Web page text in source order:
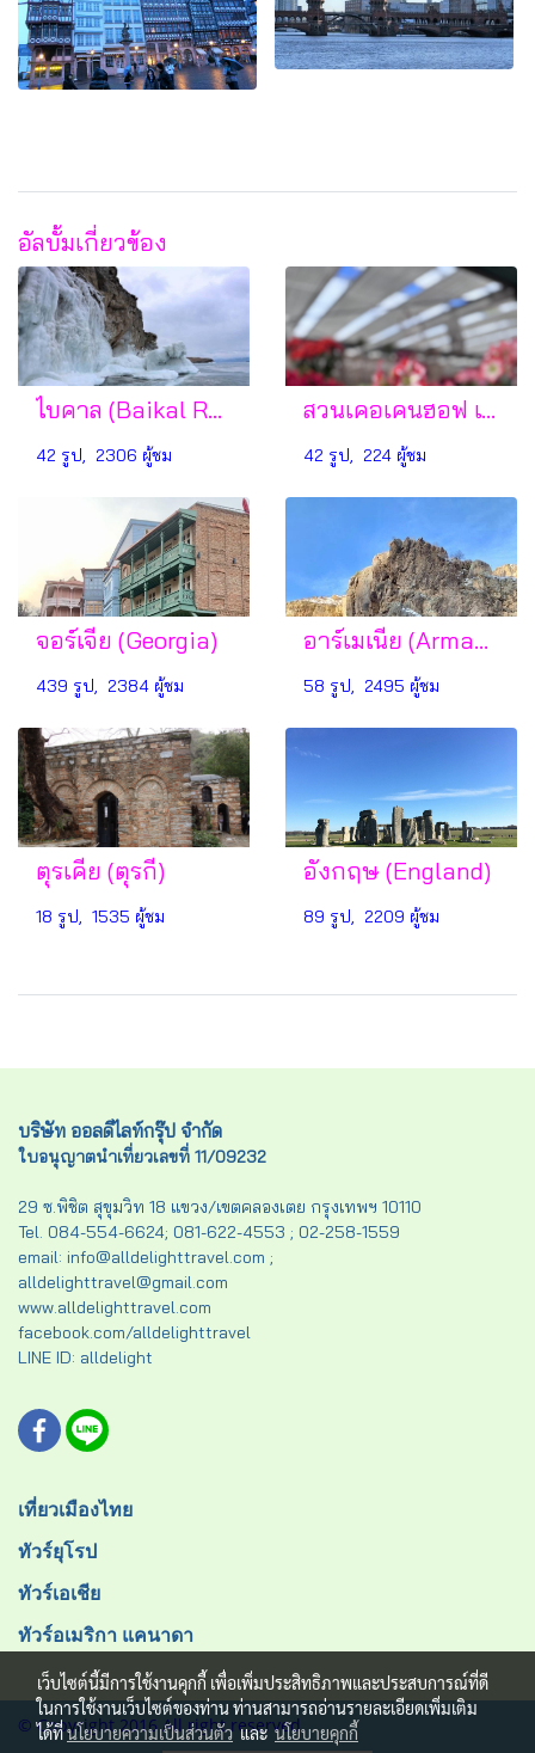
อัลบั้มเกี่ยวข้อง
ไบคาล (Baikal Russia)
42 รูป, 2306 ผู้ชม
สวนเคอเคนฮอฟ เนเธอร์แลนด์
42 รูป, 224 ผู้ชม
จอร์เจีย (Georgia)
439 รูป, 2384 ผู้ชม
อาร์เมเนีย (Armania)
58 รูป, 2495 ผู้ชม
ตุรเคีย (ตุรกี)
18 รูป, 1535 ผู้ชม
อังกฤษ (England)
89 รูป, 2209 ผู้ชม
บริษัท ออลดีไลท์กรุ๊ป จำกัด
ใบอนุญาตนำเที่ยวเลขที่ 11/09232
29 ซ.พิชิต สุขุมวิท 18 แขวง/เขตคลองเตย กรุงเทพฯ 10110
Tel. 084-554-6624; 081-622-4553 ; 02-258-1559
email: info@alldelighttravel.com ;
alldelighttravel@gmail.com
www.alldelighttravel.com
facebook.com/alldelighttravel
LINE ID: alldelight
เที่ยวเมืองไทย
ทัวร์ยุโรป
ทัวร์เอเชีย
ทัวร์อเมริกา แคนาดา
© Copyright 2016 All right reserved.
เว็บไซต์นี้มีการใช้งานคุกกี้ เพื่อเพิ่มประสิทธิภาพและประสบการณ์ที่ดี
ในการใช้งานเว็บไซต์ของท่าน ท่านสามารถอ่านรายละเอียดเพิ่มเติม
ได้ที่นโยบายความเป็นส่วนตัวและนโยบายคุกกี้